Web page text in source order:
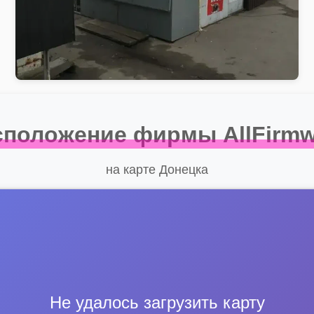
фирмы
на карте Донецка
Не удалось загрузить карту